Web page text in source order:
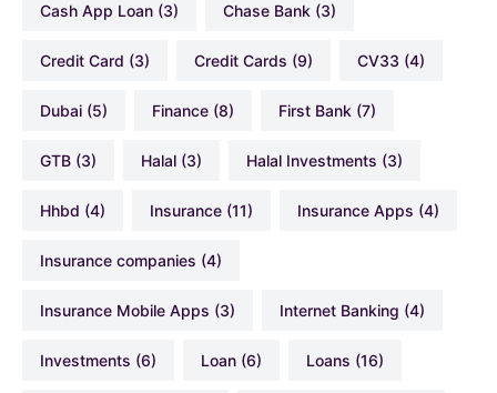
Cash App Loan (3) Chase Bank (3)
Credit Card (3) Credit Cards (9) CV33 (4)
Dubai (5) Finance (8) First Bank (7)
GTB (3) Halal (3) Halal Investments (3)
hhbd (4) Insurance (11) Insurance Apps (4)
Insurance companies (4)
Insurance Mobile Apps (3) Internet Banking (4)
Investments (6) Loan (6) Loans (16)